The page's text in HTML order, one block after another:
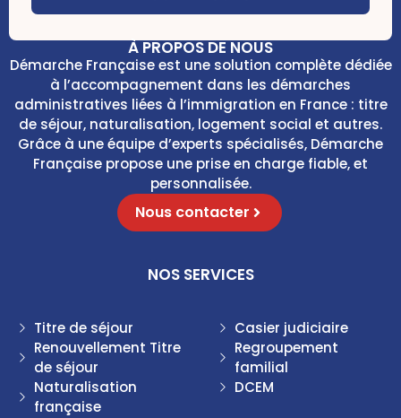
e
C
h
c
k
b
o
x
o
s
À PROPOS DE NOUS
Démarche Française est une solution complète dédiée
à l’accompagnement dans les démarches
administratives liées à l’immigration en France : titre
de séjour, naturalisation, logement social et autres.
Grâce à une équipe d’experts spécialisés, Démarche
Française propose une prise en charge fiable, et
personnalisée.
Nous contacter
NOS SERVICES
Titre de séjour
Renouvellement Titre
de séjour
Naturalisation
française
Casier judiciaire
Regroupement
familial
DCEM